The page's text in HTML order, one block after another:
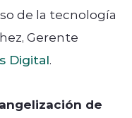
de la tecnología
Gerente
Digital.
de